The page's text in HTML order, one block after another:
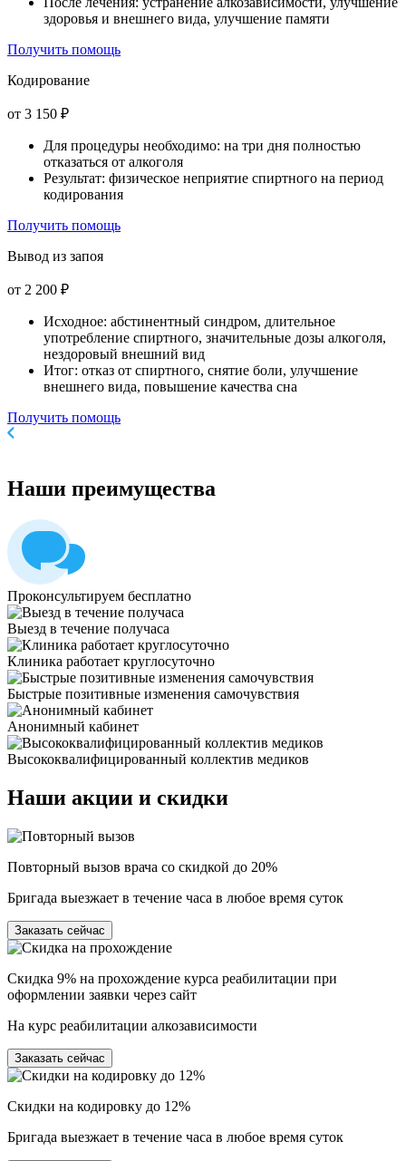
здоровья и внешнего вида, улучшение памяти
Получить помощь
Кодирование
от 3 150 ₽
Для процедуры необходимо: на три дня полностью
отказаться от алкоголя
Результат: физическое неприятие спиртного на период
кодирования
Получить помощь
Вывод из запоя
от 2 200 ₽
Исходное: абстинентный синдром, длительное
употребление спиртного, значительные дозы алкоголя,
нездоровый внешний вид
Итог: отказ от спиртного, снятие боли, улучшение
внешнего вида, повышение качества сна
Получить помощь
Наши преимущества
Проконсультируем бесплатно
Выезд в течение получаса
Клиника работает круглосуточно
Быстрые позитивные изменения самочувствия
Анонимный кабинет
Высококвалифицированный коллектив медиков
Наши акции и скидки
Повторный вызов врача со скидкой до 20%
Бригада выезжает в течение часа в любое время суток
Заказать сейчас
Скидка 9% на прохождение курса реабилитации при
оформлении заявки через сайт
На курс реабилитации алкозависимости
Заказать сейчас
Скидки на кодировку до 12%
Бригада выезжает в течение часа в любое время суток